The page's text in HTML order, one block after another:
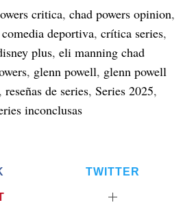
critica, chad powers opinion,
comedia deportiva, crítica series,
plus, eli manning chad
, glenn powell, glenn powell
reseñas de series, Series 2025,
inconclusas
TWITTER